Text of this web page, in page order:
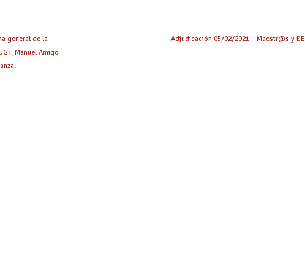
general de la
Manuel Amigo
Adjudicación 05/02/2021 – Maestr@s y